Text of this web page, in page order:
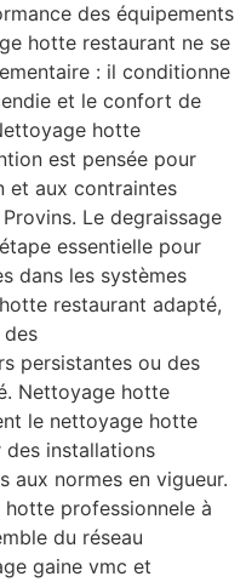
des équipements
hotte restaurant ne se
: il conditionne
et le confort de
hotte
est pensée pour
et aux contraintes
Le degraissage
essentielle pour
dans les systèmes
restaurant adapté,
persistantes ou des
Nettoyage hotte
le nettoyage hotte
installations
aux normes en vigueur.
professionnele à
du réseau
gaine vmc et